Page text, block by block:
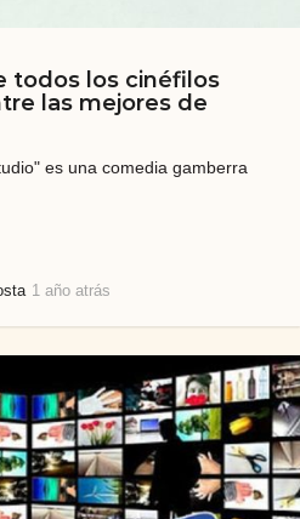
todos los cinéfilos
las mejores de
es una comedia gamberra
1 año atrás
o
t
r
á
s